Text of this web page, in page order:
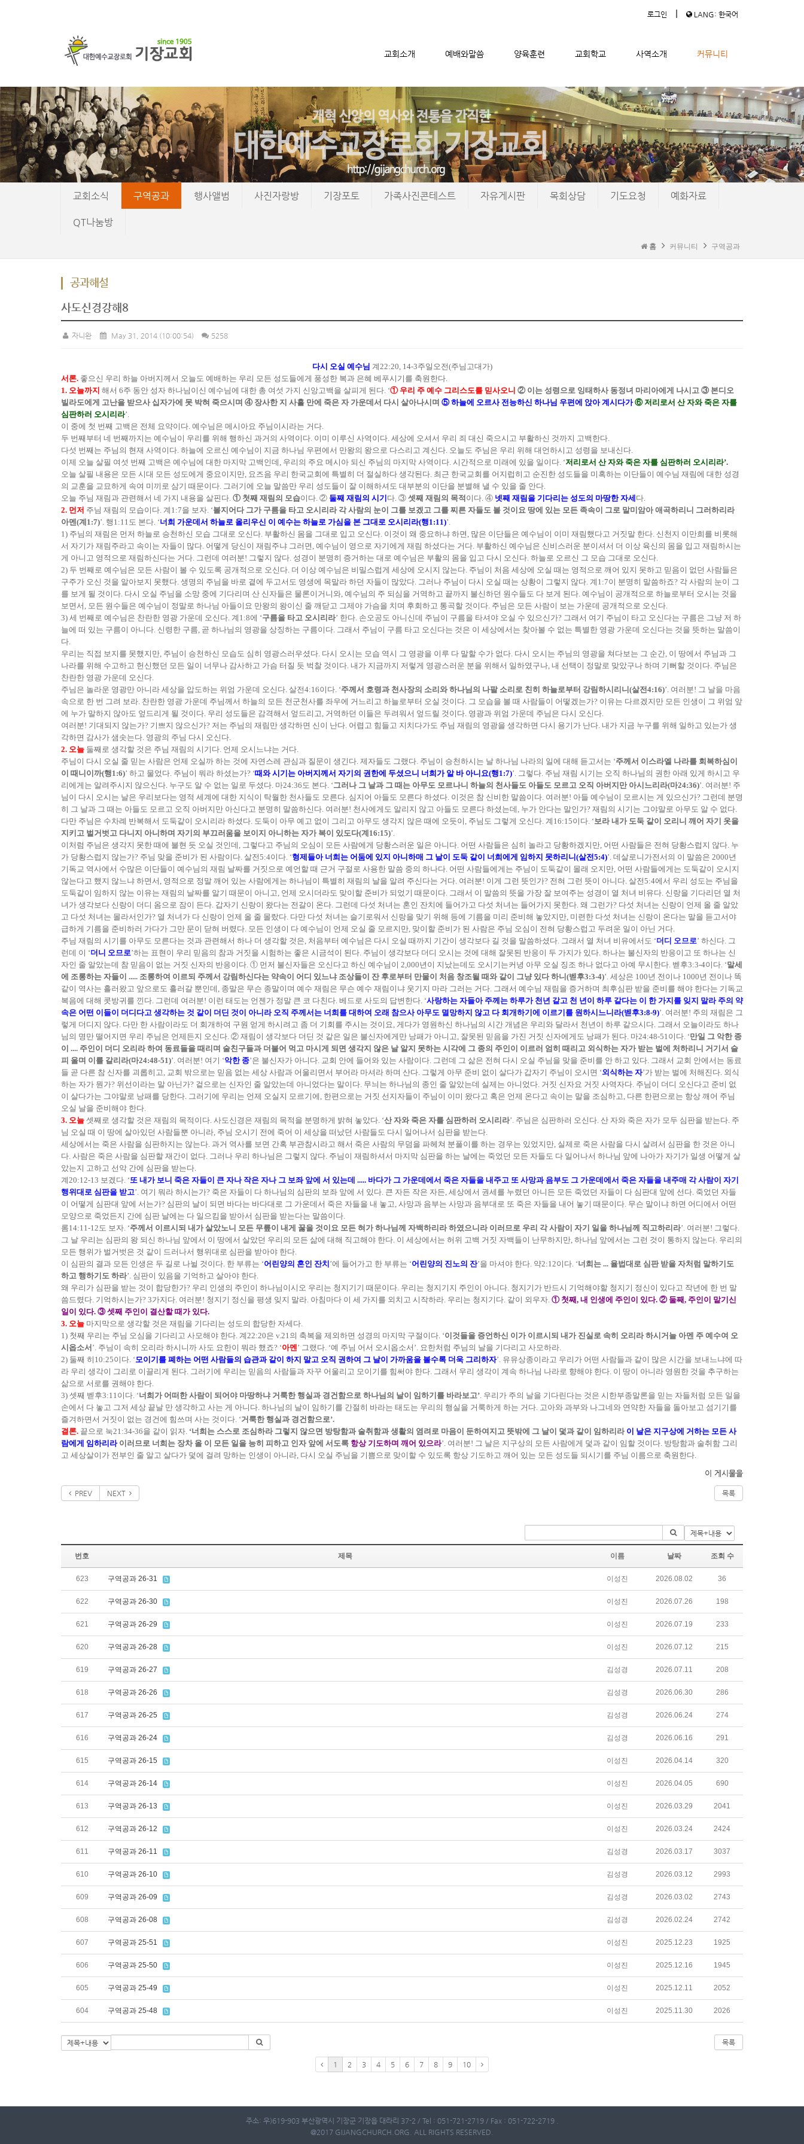
로그인 | LANG: 한국어
교회소개 예배와말씀 양육훈련 교회학교 사역소개 커뮤니티
메뉴 건너뛰기
교회소식 구역공과 행사앨범 사진자랑방 기장포토 가족사진콘테스트 자유게시판 목회상담 기도요청 예화자료
QT나눔방
홈 커뮤니티 구역공과
공과해설
사도신경강해8
자니완 May 31, 2014 (10:00:54) 5258
다시 오실 예수님 계22:20, 14-3주일오전(주님고대가)
서론. 좋으신 우리 하늘 아버지께서 오늘도 예배하는 우리 모든 성도들에게 풍성한 복과 은혜 베푸시기를 축원한다.
1. 오늘까지 해서 6주 동안 성자 하나님이신 예수님에 대한 총 여섯 가지 신앙고백을 살피게 된다. ‘① 우리 주 예수 그리스도를 믿사오니 ② 이는 성령으로 잉태하사 동정녀 마리아에게 나시고 ③ 본디오
빌라도에게 고난을 받으사 십자가에 못 박혀 죽으시며 ④ 장사한 지 사흘 만에 죽은 자 가운데서 다시 살아나시며 ⑤ 하늘에 오르사 전능하신 하나님 우편에 앉아 계시다가 ⑥ 저리로서 산 자와 죽은 자를
심판하러 오시리라’.
이 중에 첫 번째 고백은 전체 요약이다. 예수님은 메시아요 주님이시라는 거다.
두 번째부터 네 번째까지는 예수님이 우리를 위해 행하신 과거의 사역이다. 이미 이루신 사역이다. 세상에 오셔서 우리 죄 대신 죽으시고 부활하신 것까지 고백한다.
다섯 번째는 주님의 현재 사역이다. 하늘에 오르신 예수님이 지금 하나님 우편에서 만왕의 왕으로 다스리고 계신다. 오늘도 주님은 우리 위해 대언하시고 성령을 보내신다.
이제 오늘 살필 여섯 번째 고백은 예수님에 대한 마지막 고백인데, 우리의 주요 메시아 되신 주님의 마지막 사역이다. 시간적으로 미래에 있을 일이다. ‘저리로서 산 자와 죽은 자를 심판하러 오시리라’.
오늘 살필 내용은 모든 시대 모든 성도에게 중요이지만, 요즈음 우리 한국교회에 특별히 더 절실하다 생각된다. 최근 한국교회를 어지럽히고 순진한 성도들을 미혹하는 이단들이 예수님 재림에 대한 성경
의 교훈을 교묘하게 속여 미끼로 삼기 때문이다. 그러기에 오늘 말씀만 우리 성도들이 잘 이해하셔도 대부분의 이단을 분별해 낼 수 있을 줄 안다.
오늘 주님 재림과 관련해서 네 가지 내용을 살핀다. ① 첫째 재림의 모습이다. ② 둘째 재림의 시기 다. ③ 셋째 재림의 목적 이다. ④ 넷째 재림을 기다리는 성도의 마땅한 자세 다.
2. 먼저 주님 재림의 모습이다. 계1:7을 보자. ‘볼지어다 그가 구름을 타고 오시리라 각 사람의 눈이 그를 보겠고 그를 찌른 자들도 볼 것이요 땅에 있는 모든 족속이 그로 말미암아 애곡하리니 그러하리라
아멘(계1:7)’. 행1:11도 본다. ‘너희 가운데서 하늘로 올리우신 이 예수는 하늘로 가심을 본 그대로 오시리라(행1:11)’.
1) 주님의 재림은 먼저 하늘로 승천하신 모습 그대로 오신다. 부활하신 몸을 그대로 입고 오신다. 이것이 왜 중요하냐 하면, 많은 이단들은 예수님이 이미 재림했다고 거짓말 한다. 신천지 이만희를 비롯해
서 자기가 재림주라고 속이는 자들이 많다. 어떻게 당신이 재림주냐 그러면, 예수님이 영으로 자기에게 재림 하셨다는 거다. 부활하신 예수님은 신비스러운 분이셔서 더 이상 육신의 몸을 입고 재림하시는
게 아니고 영적으로 재림하신다는 거다. 그런데 여러분! 그렇지 않다. 성경이 분명히 증거하는 대로 예수님은 부활의 몸을 입고 다시 오신다. 하늘로 오르신 그 모습 그대로 오신다.
2) 두 번째로 예수님은 모든 사람이 볼 수 있도록 공개적으로 오신다. 더 이상 예수님은 비밀스럽게 세상에 오시지 않는다. 주님이 처음 세상에 오실 때는 영적으로 깨어 있지 못하고 믿음이 없던 사람들은
구주가 오신 것을 알아보지 못했다. 생명의 주님을 바로 곁에 두고서도 영생에 목말라 하던 자들이 많았다. 그러나 주님이 다시 오실 때는 상황이 그렇지 않다. 계1:7이 분명히 말씀하죠? 각 사람의 눈이 그
를 보게 될 것이다. 다시 오실 주님을 소망 중에 기다리며 산 신자들은 물론이거니와, 예수님의 주 되심을 거역하고 끝까지 불신하던 원수들도 다 보게 된다. 예수님이 공개적으로 하늘로부터 오시는 것을
보면서, 모든 원수들은 예수님이 정말로 하나님 아들이요 만왕의 왕이신 줄 깨닫고 그제야 가슴을 치며 후회하고 통곡할 것이다. 주님은 모든 사람이 보는 가운데 공개적으로 오신다.
3) 세 번째로 예수님은 찬란한 영광 가운데 오신다. 계1:8에 ‘구름을 타고 오시리라’ 한다. 손오공도 아니신데 주님이 구름을 타셔야 오실 수 있으신가? 그래서 여기 주님이 타고 오신다는 구름은 그냥 저 하
늘에 떠 있는 구름이 아니다. 신령한 구름, 곧 하나님의 영광을 상징하는 구름이다. 그래서 주님이 구름 타고 오신다는 것은 이 세상에서는 찾아볼 수 없는 특별한 영광 가운데 오신다는 것을 뜻하는 말씀이
다.
우리는 직접 보지를 못했지만, 주님이 승천하신 모습도 심히 영광스러우셨다. 다시 오시는 모습 역시 그 영광을 이루 다 말할 수가 없다. 다시 오시는 주님의 영광을 쳐다보는 그 순간, 이 땅에서 주님과 그
나라를 위해 수고하고 헌신했던 모든 일이 너무나 감사하고 가슴 터질 듯 벅찰 것이다. 내가 지금까지 저렇게 영광스러운 분을 위해서 일하였구나, 내 선택이 정말로 맞았구나 하며 기뻐할 것이다. 주님은
찬란한 영광 가운데 오신다.
주님은 놀라운 영광만 아니라 세상을 압도하는 위엄 가운데 오신다. 살전4:16이다. ‘주께서 호령과 천사장의 소리와 하나님의 나팔 소리로 친히 하늘로부터 강림하시리니(살전4:16)’. 여러분! 그 날을 마음
속으로 한 번 그려 보라. 찬란한 영광 가운데 주님께서 하늘의 모든 천군천사를 좌우에 거느리고 하늘로부터 오실 것이다. 그 모습을 볼 때 사람들이 어떻겠는가? 이유는 다르겠지만 모든 인생이 그 위엄 앞
에 누가 말하지 않아도 엎드리게 될 것이다. 우리 성도들은 감격해서 엎드리고, 거역하던 이들은 두려워서 엎드릴 것이다. 영광과 위엄 가운데 주님은 다시 오신다.
여러분! 기대되지 않는가? 기쁘지 않으신가? 저는 주님의 재림만 생각하면 신이 난다. 어렵고 힘들고 지치다가도 주님 재림의 영광을 생각하면 다시 용기가 난다. 내가 지금 누구를 위해 일하고 있는가 생
각하면 감사가 샘솟는다. 영광의 주님 다시 오신다.
2. 오늘 둘째로 생각할 것은 주님 재림의 시기다. 언제 오시느냐는 거다.
주님이 다시 오실 줄 믿는 사람은 언제 오실까 하는 것에 자연스레 관심과 질문이 생긴다. 제자들도 그랬다. 주님이 승천하시는 날 하나님 나라의 일에 대해 듣고서는 ‘주께서 이스라엘 나라를 회복하심이
이 때니이까(행1:6)’ 하고 물었다. 주님이 뭐라 하셨는가? ‘때와 시기는 아버지께서 자기의 권한에 두셨으니 너희가 알 바 아니요(행1:7)’. 그렇다. 주님 재림 시기는 오직 하나님의 권한 아래 있게 하시고 우
리에게는 알려주시지 않으신다. 누구도 알 수 없는 일로 두셨다. 마24:36도 본다. ‘그러나 그 날과 그 때는 아무도 모르나니 하늘의 천사들도 아들도 모르고 오직 아버지만 아시느리라(마24:36)’. 여러분! 주
님이 다시 오시는 날은 우리보다는 영적 세계에 대한 지식이 탁월한 천사들도 모른다. 심지어 아들도 모른다 하셨다. 이것은 참 신비한 말씀이다. 여러분! 아들 예수님이 모르시는 게 있으신가? 그런데 분명
히 그 날과 그 때는 아들도 모르고 오직 아버지만 아신다고 분명히 말씀하신다. 여러분! 천사에게도 알리지 않고 아들도 모른다 하셨는데, 누가 안다는 말인가? 재림의 시기는 그야말로 아무도 알 수 없다.
다만 주님은 수차례 반복해서 도둑같이 오시리라 하셨다. 도둑이 아무 예고 없이 그리고 아무도 생각지 않은 때에 오듯이, 주님도 그렇게 오신다. 계16:15이다. ‘보라 내가 도둑 같이 오리니 깨어 자기 옷을
지키고 벌거벗고 다니지 아니하며 자기의 부끄러움을 보이지 아니하는 자가 복이 있도다(계16:15)’.
이처럼 주님은 생각지 못한 때에 불현 듯 오실 것인데, 그렇다고 주님의 오심이 모든 사람에게 당황스러운 일은 아니다. 어떤 사람들은 심히 놀라고 당황하겠지만, 어떤 사람들은 전혀 당황스럽지 않다. 누
가 당황스럽지 않는가? 주님 맞을 준비가 된 사람이다. 살전5:4이다. ‘형제들아 너희는 어둠에 있지 아니하매 그 날이 도둑 같이 너희에게 임하지 못하리니(살전5:4)’. 데살로니가전서의 이 말씀은 2000년
기독교 역사에서 수많은 이단들이 예수님의 재림 날짜를 거짓으로 예언할 때 근거 구절로 사용한 말씀 중의 하나다. 어떤 사람들에게는 주님이 도둑같이 몰래 오지만, 어떤 사람들에게는 도둑같이 오시지
않는다고 했지 않느냐 하면서, 영적으로 정말 깨어 있는 사람에게는 하나님이 특별히 재림의 날을 알려 주신다는 거다. 여러분! 이게 그런 뜻인가? 전혀 그런 뜻이 아니다. 살전5:4에서 우리 성도는 주님을
도둑같이 임하지 않는 이유는 재림의 날짜를 알기 때문이 아니고, 언제 오시더라도 맞이할 준비가 되었기 때문이다. 그래서 이 말씀의 뜻을 가장 잘 보여주는 성경이 열 처녀 비유다. 신랑을 기다리던 열 처
녀가 생각보다 신랑이 더디 옴으로 잠이 든다. 갑자기 신랑이 왔다는 전갈이 온다. 그런데 다섯 처녀는 혼인 잔치에 들어가고 다섯 처녀는 들어가지 못한다. 왜 그런가? 다섯 처녀는 신랑이 언제 올 줄 알았
고 다섯 처녀는 몰라서인가? 열 처녀가 다 신랑이 언제 올 줄 몰랐다. 다만 다섯 처녀는 슬기로워서 신랑을 맞기 위해 등에 기름을 미리 준비해 놓았지만, 미련한 다섯 처녀는 신랑이 온다는 말을 듣고서야
급하게 기름을 준비하러 가다가 그만 문이 닫혀 버렸다. 모든 인생이 다 예수님이 언제 오실 줄 모르지만, 맞이할 준비가 된 사람은 주님 오심이 전혀 당황스럽고 두려운 일이 아닌 거다.
주님 재림의 시기를 아무도 모른다는 것과 관련해서 하나 더 생각할 것은, 처음부터 예수님은 다시 오실 때까지 기간이 생각보다 길 것을 말씀하셨다. 그래서 열 처녀 비유에서도 ‘더디 오므로’ 하신다. 그
런데 이 ‘더니 오므로’하는 표현이 우리 믿음의 참과 거짓을 시험하는 좋은 시금석이 된다. 주님이 생각보다 더디 오시는 것에 대해 잘못된 반응이 두 가지가 있다. 하나는 불신자의 반응이고 또 하나는 신
자인 줄 알았는데 참 믿음이 없는 거짓 신자의 반응이다. ① 먼저 불신자들은 오신다고 하신 예수님이 2,000년이 지났는데도 오시기는커녕 아무 오실 징조 하나 없다고 아예 무시한다. 벧후3:3-4이다. ‘말세
에 조롱하는 자들이 ..... 조롱하여 이르되 주께서 강림하신다는 약속이 어디 있느냐 조상들이 잔 후로부터 만물이 처음 창조될 때와 같이 그냥 있다 하니(벧후3:3-4)’. 세상은 100년 전이나 1000년 전이나 똑
같이 역사는 흘러왔고 앞으로도 흘러갈 뿐인데, 종말은 무슨 종말이며 예수 재림은 무슨 예수 재림이냐 웃기지 마라 그러는 거다. 그래서 예수님 재림을 증거하며 최후심판 받을 준비를 해야 한다는 기독교
복음에 대해 콧방귀를 낀다. 그런데 여러분! 이런 태도는 언젠가 정말 큰 코 다친다. 베드로 사도의 답변한다. ‘사랑하는 자들아 주께는 하루가 천년 같고 천 년이 하루 같다는 이 한 가지를 잊지 말라 주의 약
속은 어떤 이들이 더디다고 생각하는 것 같이 더딘 것이 아니라 오직 주께서는 너희를 대하여 오래 참으사 아무도 멸망하지 않고 다 회개하기에 이르기를 원하시느니라(벧후3:8-9)’. 여러분! 주의 재림은 그
렇게 더디지 않다. 다만 한 사람이라도 더 회개하여 구원 얻게 하시려고 좀 더 기회를 주시는 것이요, 게다가 영원하신 하나님의 시간 개념은 우리와 달라서 천년이 하루 같으시다. 그래서 오늘이라도 하나
님의 명만 떨어지면 우리 주님은 언제든지 오신다. ② 재림이 생각보다 더딘 것 같은 일은 불신자에게만 낭패가 아니고, 잘못된 믿음을 가진 거짓 신자에게도 낭패가 된다. 마24:48-51이다. ‘만일 그 악한 종
이 .... 주인이 더디 오리라 하여 동료들을 때리며 술친구들과 더불어 먹고 마시게 되면 생각지 않은 날 알지 못하는 시각에 그 종의 주인이 이르러 엄히 때리고 외식하는 자가 받는 벌에 처하리니 거기서 슬
피 울며 이를 갈리라(마24:48-51)’. 여러분! 여기 ‘악한 종’은 불신자가 아니다. 교회 안에 들어와 있는 사람이다. 그런데 그 삶은 전혀 다시 오실 주님을 맞을 준비를 안 하고 있다. 그래서 교회 안에서는 동료
들 곧 다른 참 신자를 괴롭히고, 교회 밖으로는 믿음 없는 세상 사람과 어울리면서 부어라 마셔라 하며 산다. 그렇게 아무 준비 없이 살다가 갑자기 주님이 오시면 ‘외식하는 자’가 받는 벌에 처해진다. 외식
하는 자가 뭔가? 위선이라는 말 아닌가? 겉으로는 신자인 줄 알았는데 아니었다는 말이다. 무늬는 하나님의 종인 줄 알았는데 실제는 아니었다. 거짓 신자요 거짓 사역자다. 주님이 더디 오신다고 준비 없
이 살다가는 그야말로 낭패를 당한다. 그러기에 우리는 언제 오실지 모르기에, 한편으로는 거짓 선지자들이 주님이 이미 왔다고 혹은 언제 온다고 속이는 말을 조심하고, 다른 한편으로는 항상 깨어 주님
오실 날을 준비해야 한다.
3. 오늘 셋째로 생각할 것은 재림의 목적이다. 사도신경은 재림의 목적을 분명하게 밝혀 놓았다. ‘산 자와 죽은 자를 심판하러 오시리라’. 주님은 심판하러 오신다. 산 자와 죽은 자가 모두 심판을 받는다. 주
님 오실 때 이 땅에 살아있던 사람들뿐 아니라, 주님 오시기 전에 죽어 이 세상을 떠났던 사람들도 다시 일어나서 심판을 받는다.
세상에서는 죽은 사람을 심판하지는 않는다. 과거 역사를 보면 간혹 부관참시라고 해서 죽은 사람의 무덤을 파헤쳐 분풀이를 하는 경우는 있었지만, 실제로 죽은 사람을 다시 살려서 심판을 한 것은 아니
다. 사람은 죽은 사람을 심판할 재간이 없다. 그러나 우리 하나님은 그렇지 않다. 주님이 재림하셔서 마지막 심판을 하는 날에는 죽었던 모든 자들도 다 일어나서 하나님 앞에 나아가 자기가 일생 어떻게 살
았는지 고하고 선악 간에 심판을 받는다.
계20:12-13 보겠다. ‘또 내가 보니 죽은 자들이 큰 자나 작은 자나 그 보좌 앞에 서 있는데 ..... 바다가 그 가운데에서 죽은 자들을 내주고 또 사망과 음부도 그 가운데에서 죽은 자들을 내주매 각 사람이 자기
행위대로 심판을 받고’. 여기 뭐라 하시는가? 죽은 자들이 다 하나님의 심판의 보좌 앞에 서 있다. 큰 자든 작은 자든, 세상에서 권세를 누렸던 아니든 모든 죽었던 자들이 다 심판대 앞에 선다. 죽었던 자들
이 어떻게 심판대 앞에 서는가? 심판의 날이 되면 바다는 바다대로 그 가운데서 죽은 자들을 내 놓고, 사망과 음부는 사망과 음부대로 또 죽은 자들을 내어 놓기 때문이다. 무슨 말이냐 하면 어디에서 어떤
모양으로 죽었든지 간에 심판 날에는 다 일으킴을 받아서 심판을 받는다는 말씀이다.
롬14:11-12도 보자. ‘주께서 이르시되 내가 살았노니 모든 무릎이 내게 꿇을 것이요 모든 혀가 하나님께 자백하리라 하였으니라 이러므로 우리 각 사람이 자기 일을 하나님께 직고하리라’. 여러분! 그렇다.
그 날 우리는 심판의 왕 되신 하나님 앞에서 이 땅에서 살았던 우리의 모든 삶에 대해 직고해야 한다. 이 세상에서는 허위 고백 거짓 자백들이 난무하지만, 하나님 앞에서는 그런 것이 통하지 않는다. 우리의
모든 행위가 벌거벗은 것 같이 드러나서 행위대로 심판을 받아야 한다.
이 심판의 결과 모든 인생은 두 길로 나뉠 것이다. 한 부류는 ‘어린양의 혼인 잔치 ’에 들어가고 한 부류는 ‘어린양의 진노의 잔’을 마셔야 한다. 약2:12이다. ‘너희는 ... 율법대로 심판 받을 자처럼 말하기도
하고 행하기도 하라’. 심판이 있음을 기억하고 살아야 한다.
왜 우리가 심판을 받는 것이 합당한가? 우리 인생의 주인이 하나님이시오 우리는 청지기기 때문이다. 우리는 청지기지 주인이 아니다. 청지기가 반드시 기억해야할 청지기 정신이 있다고 작년에 한 번 말
씀드렸다. 기억하시는가? 3가지다. 여러분! 청지기 정신을 평생 잊지 말라. 아침마다 이 세 가지를 외치고 시작하라. 우리는 청지기다. 같이 외우자. ① 첫째, 내 인생에 주인이 있다. ② 둘째, 주인이 맡기신
일이 있다. ③ 셋째 주인이 결산할 때가 있다.
3. 오늘 마지막으로 생각할 것은 재림을 기다리는 성도의 합당한 자세다.
1) 첫째 우리는 주님 오심을 기다리고 사모해야 한다. 계22:20은 v.21의 축복을 제외하면 성경의 마지막 구절이다. ‘이것들을 증언하신 이가 이르시되 내가 진실로 속히 오리라 하시거늘 아멘 주 예수여 오
시옵소서 ’. 주님이 속히 오리라 하시니까 사도 요한이 뭐라 했죠? ‘아멘’ 그랬다. ‘예 주님 어서 오시옵소서’. 요한처럼 주님의 날을 기다리고 사모하라.
2) 둘째 히10:25이다. ‘모이기를 폐하는 어떤 사람들의 습관과 같이 하지 말고 오직 권하여 그 날이 가까움을 볼수록 더욱 그리하자’. 유유상종이라고 우리가 어떤 사람들과 같이 많은 시간을 보내느냐에 따
라 우리 생각이 그리로 이끌리게 된다. 그러기에 우리는 믿음의 사람들과 자꾸 어울리고 모이기를 힘써야 한다. 그래서 우리 생각이 계속 하나님 나라로 향해야 한다. 이 땅이 아니라 영원한 것을 추구하는
삶으로 서로를 권해야 한다.
3) 셋째 벧후3:11이다. ‘너희가 어떠한 사람이 되어야 마땅하냐 거룩한 행실과 경건함으로 하나님의 날이 임하기를 바라보고’. 우리가 주의 날을 기다린다는 것은 시한부종말론을 믿는 자들처럼 모든 일을
손에서 다 놓고 그저 세상 끝날 만 생각하고 사는 게 아니다. 하나님의 날이 임하기를 간절히 바라는 태도는 우리의 행실을 거룩하게 하는 거다. 고아와 과부와 나그네와 연약한 자들을 돌아보고 섬기기를
즐겨하면서 거짓이 없는 경건에 힘쓰며 사는 것이다. ‘거룩한 행실과 경건함으로’.
결론. 끝으로 눅21:34-36을 같이 읽자. ‘너희는 스스로 조심하라 그렇지 않으면 방탕함과 술취함과 생활의 염려로 마음이 둔하여지고 뜻밖에 그 날이 덫과 같이 임하리라 이 날은 지구상에 거하는 모든 사
람에게 임하리라이러므로 너희는 장차 올 이 모든 일을 능히 피하고 인자 앞에 서도록 항상 기도하며 깨어 있으라’. 여러분! 그 날은 지구상의 모든 사람에게 덫과 같이 임할 것이다. 방탕함과 술취함 그리
고 세상살이가 전부인 줄 알고 살다가 덫에 걸려 망하는 인생이 아니라, 다시 오실 주님을 기쁨으로 맞이할 수 있도록 항상 기도하고 깨어 있는 모든 성도들 되시기를 주님 이름으로 축원한다.
이 게시물을
PREV NEXT 목록
번호 제목 이름 날짜 조회 수
623 구역공과 26-31 이성진 2026.08.02 36
622 구역공과 26-30 이성진 2026.07.26 198
621 구역공과 26-29 이성진 2026.07.19 233
620 구역공과 26-28 이성진 2026.07.12 215
619 구역공과 26-27 김성경 2026.07.11 208
618 구역공과 26-26 김성경 2026.06.30 286
617 구역공과 26-25 김성경 2026.06.24 274
616 구역공과 26-24 김성경 2026.06.16 291
615 구역공과 26-15 이성진 2026.04.14 320
614 구역공과 26-14 이성진 2026.04.05 690
613 구역공과 26-13 이성진 2026.03.29 2041
612 구역공과 26-12 이성진 2026.03.24 2424
611 구역공과 26-11 김성경 2026.03.17 3037
610 구역공과 26-10 김성경 2026.03.12 2993
609 구역공과 26-09 김성경 2026.03.02 2743
608 구역공과 26-08 김성경 2026.02.24 2742
607 구역공과 25-51 이성진 2025.12.23 1925
606 구역공과 25-50 이성진 2025.12.16 1945
605 구역공과 25-49 이성진 2025.12.11 2052
604 구역공과 25-48 이성진 2025.11.30 2026
목록
1 2 3 4 5 6 7 8 9 10
주소: 우)619-903 부산광역시 기장군 기장읍 대라리 37-2 / Tel : 051-721-2719 / Fax : 051-722-2719 .
@2017 GIJANGCHURCH.ORG. ALL RIGHTS RESERVED.